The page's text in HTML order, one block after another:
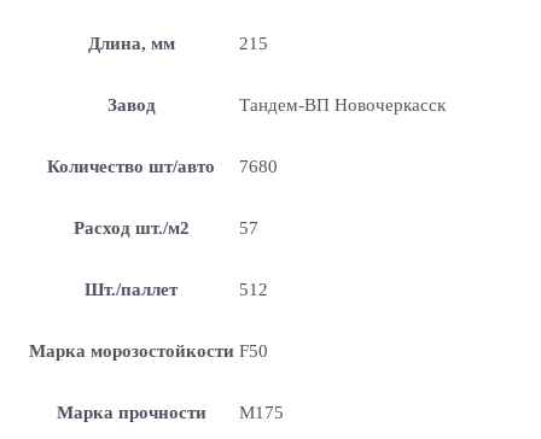
Длина, мм 215
Завод Тандем-ВП Новочеркасск
Количество шт/авто 7680
Расход шт./м2 57
Шт./паллет 512
Марка морозостойкости F50
Марка прочности М175